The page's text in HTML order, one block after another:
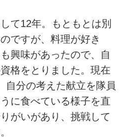
て12年。もともとは別
ですが、料理が好き
興味があったので、自
格をとりました。現在
自分の考えた献立を隊員
に食べている様子を直
がいがあり、挑戦して